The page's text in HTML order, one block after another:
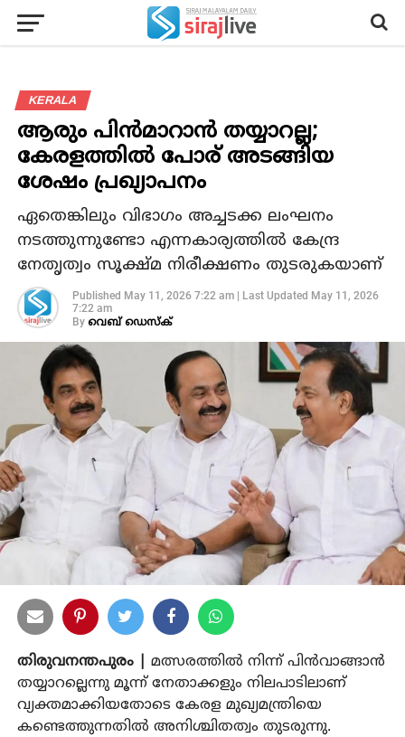
KERALA
ആരും പിന്‍മാറാന്‍ തയ്യാറല്ല;
കേരളത്തില്‍ പോര് അടങ്ങിയ
ശേഷം പ്രഖ്യാപനം
ഏതെങ്കിലും വിഭാഗം അച്ചടക്ക ലംഘനം
നടത്തുന്നുണ്ടോ എന്നകാര്യത്തില്‍ കേന്ദ്ര
നേതൃത്വം സൂക്ഷ്മ നിരീക്ഷണം തുടരുകയാണ്
Published May 11, 2026 7:22 am| Last Updated May 11, 2026
7:22 am
By വെബ് ഡെസ്‌ക്
തിരുവനന്തപുരം |
മത്സരത്തില്‍ നിന്ന് പിന്‍വാങ്ങാന്‍
തയ്യാറല്ലെന്നു മൂന്ന് നേതാക്കളും നിലപാടിലാണ്
വ്യക്തമാക്കിയതോടെ കേരള മുഖ്യമന്ത്രിയെ
കണ്ടെത്തുന്നതില്‍ അനിശ്ചിതത്വം തുടരുന്നു.